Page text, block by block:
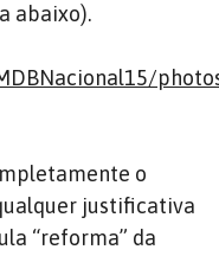
abaixo).
o
justificativa
“reforma” da